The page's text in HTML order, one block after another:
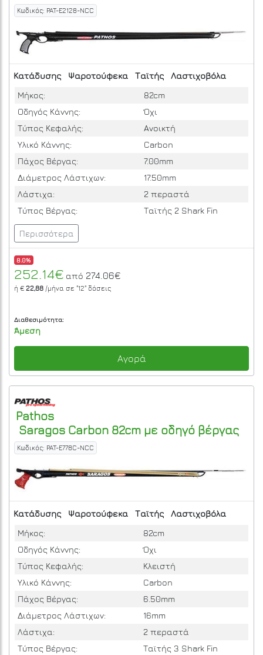
Κωδικός: PAT-E2128-NCC
Κατάδυσης Ψαροτούφεκα Ταϊτής
Λαστιχοβόλα
Μήκος:
82cm
Οδηγός Κάννης:
Όχι
Τύπος Κεφαλής:
Ανοικτή
Υλικό Κάννης:
Carbon
Πάχος Βέργας:
7.00mm
Διάμετρος Λάστιχων:
17.50mm
Λάστιχα:
2 περαστά
Τύπος Βέργας:
Ταϊτής 2 Shark Fin
Περισσότερα
8.0%
252.14€ από 274.06€
ή € 22,88 /μήνα σε "12" δόσεις
Διαθεσιμότητα:
Άμεση
Αγορά
Pathos
Saragos Carbon 82cm με οδηγό βέργας
Κωδικός: PAT-E778C-NCC
Κατάδυσης Ψαροτούφεκα Ταϊτής
Λαστιχοβόλα
Μήκος:
82cm
Οδηγός Κάννης:
Όχι
Τύπος Κεφαλής:
Κλειστή
Υλικό Κάννης:
Carbon
Πάχος Βέργας:
6.50mm
Διάμετρος Λάστιχων:
16mm
Λάστιχα:
2 περαστά
Τύπος Βέργας:
Ταϊτής 3 Shark Fin